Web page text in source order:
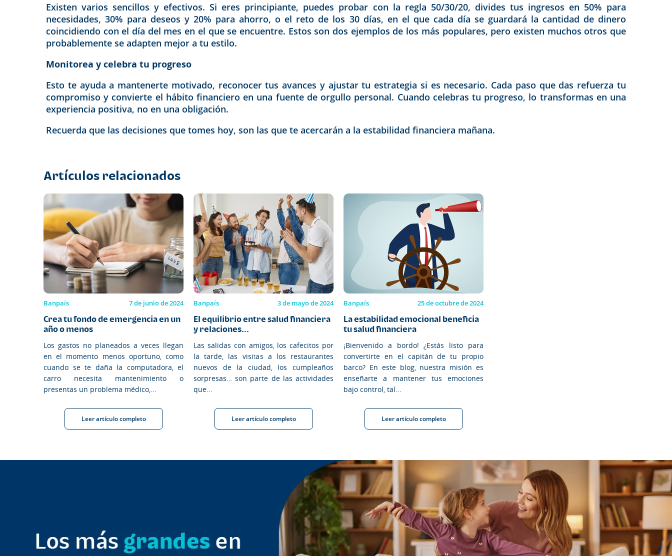
Existen varios sencillos y efectivos. Si eres principiante, puedes probar con la regla 50/30/20, divides tus ingresos en 50% para
necesidades, 30% para deseos y 20% para ahorro, o el reto de los 30 días, en el que cada día se guardará la cantidad de dinero
coincidiendo con el día del mes en el que se encuentre. Estos son dos ejemplos de los más populares, pero existen muchos otros que
probablemente se adapten mejor a tu estilo.
Monitorea y celebra tu progreso
Esto te ayuda a mantenerte motivado, reconocer tus avances y ajustar tu estrategia si es necesario. Cada paso que das refuerza tu
compromiso y convierte el hábito financiero en una fuente de orgullo personal. Cuando celebras tu progreso, lo transformas en una
experiencia positiva, no en una obligación.
Recuerda que las decisiones que tomes hoy, son las que te acercarán a la estabilidad financiera mañana.
Artículos relacionados
Banpaís 7 de junio de 2024
Crea tu fondo de emergencia en un
año o menos
Los gastos no planeados a veces llegan
en el momento menos oportuno, como
cuando se te daña la computadora, el
carro necesita mantenimiento o
presentas un problema médico,...
Leer artículo completo
Banpaís 3 de mayo de 2024
El equilibrio entre salud financiera
y relaciones...
Las salidas con amigos, los cafecitos por
la tarde, las visitas a los restaurantes
nuevos de la ciudad, los cumpleaños
sorpresas… son parte de las actividades
que...
Leer artículo completo
Banpaís 25 de octubre de 2024
La estabilidad emocional beneficia
tu salud financiera
¡Bienvenido a bordo! ¿Estás listo para
convertirte en el capitán de tu propio
barco? En este blog, nuestra misión es
enseñarte a mantener tus emociones
bajo control, tal...
Leer artículo completo